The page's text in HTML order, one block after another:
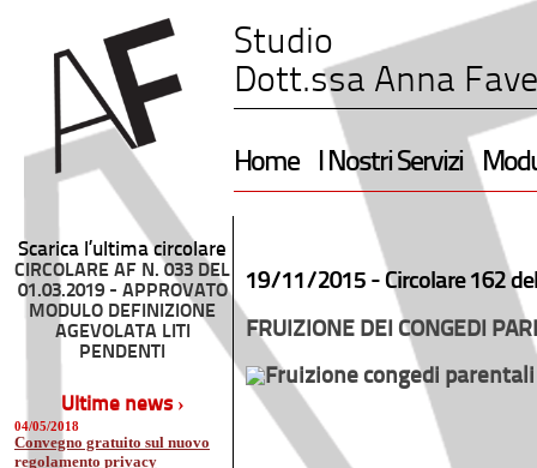
Studio
Dott.ssa Anna
Home I Nostri Servizi
Scarica l’ultima circolare
CIRCOLARE AF N. 033 DEL
01.03.2019 - APPROVATO
MODULO DEFINIZIONE
AGEVOLATA LITI
PENDENTI
Ultime news ›
04/05/2018
Convegno gratuito sul nuovo
regolamento privacy
19/11/2015 - Circolare 162
FRUIZIONE DEI CONGEDI